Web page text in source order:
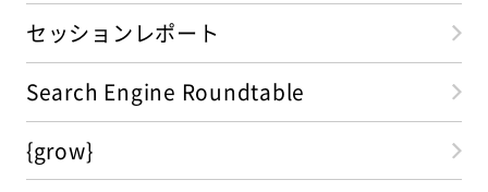
セッションレポート
Search Engine Roundtable
{grow}